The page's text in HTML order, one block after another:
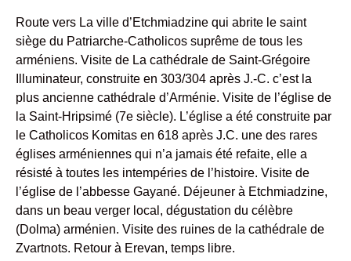
Route vers La ville d’Etchmiadzine qui abrite le saint
siège du Patriarche-Catholicos suprême de tous les
arméniens. Visite de La cathédrale de Saint-Grégoire
Illuminateur, construite en 303/304 après J.-C. c’est la
plus ancienne cathédrale d’Arménie. Visite de l’église de
la Saint-Hripsimé (7e siècle). L’église a été construite par
le Catholicos Komitas en 618 après J.C. une des rares
églises arméniennes qui n’a jamais été refaite, elle a
résisté à toutes les intempéries de l’histoire. Visite de
l’église de l’abbesse Gayané. Déjeuner à Etchmiadzine,
dans un beau verger local, dégustation du célèbre
(Dolma) arménien. Visite des ruines de la cathédrale de
Zvartnots. Retour à Erevan, temps libre.